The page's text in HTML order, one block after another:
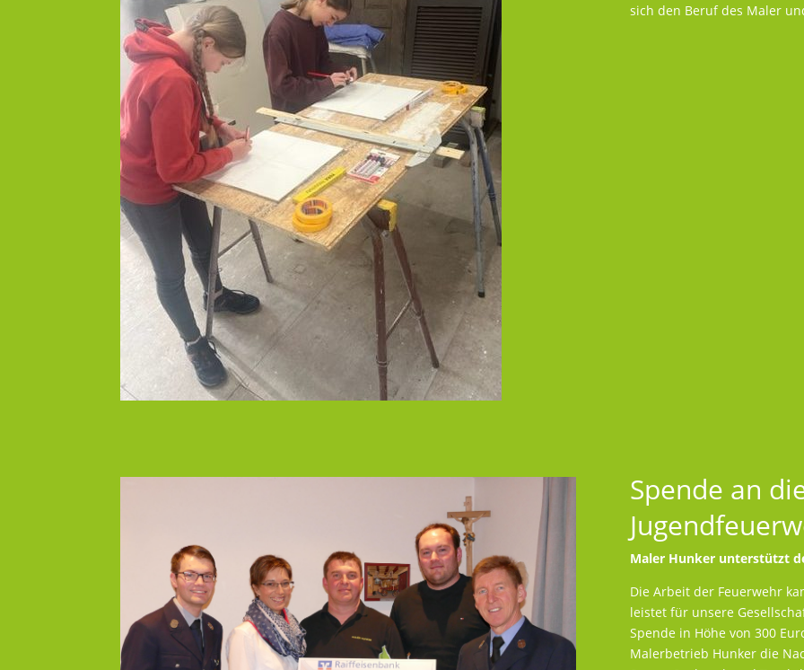
sich den Beruf des Maler
Spende an
Maler Hunker unterstützt
Die Arbeit der Feuerwehr
leistet für unsere
Spende in Höhe von 300
Malerbetrieb Hunker die